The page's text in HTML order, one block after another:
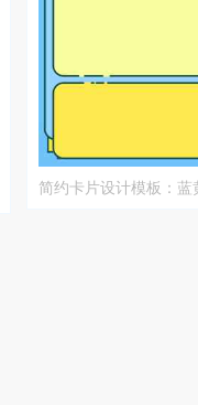
简约卡片设计模板：蓝